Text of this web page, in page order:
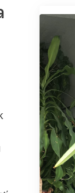
150
Už 150
pokroku,